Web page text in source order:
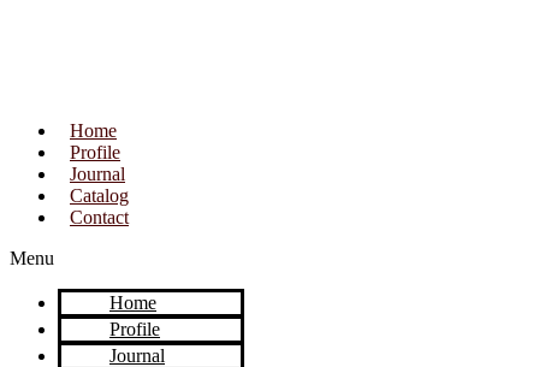
Home
Profile
Journal
Catalog
Contact
Menu
Home
Profile
Journal